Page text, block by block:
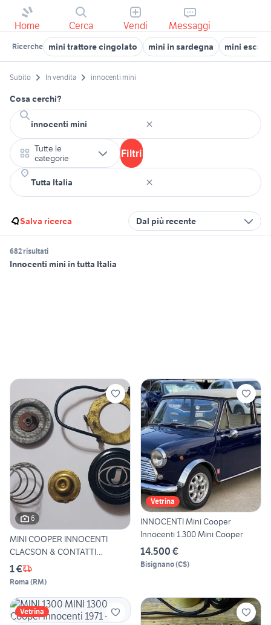
Home Cerca Vendi Messaggi
Ricerche mini trattore cingolato mini in sardegna mini
Subito In vendita innocenti mini
Cosa cerchi?
Tutte le
categorie
Filtri
Salva ricerca Dal più recente
682 risultati
Innocenti mini in tutta Italia
6
MINI COOPER INNOCENTI
CLACSON & CONTATTI
ELETTRICI
1 €
Roma (RM)
Vetrina
INNOCENTI Mini Cooper
Innocenti 1.300 Mini Cooper
14.500 €
Bisignano(CS)
Vetrina